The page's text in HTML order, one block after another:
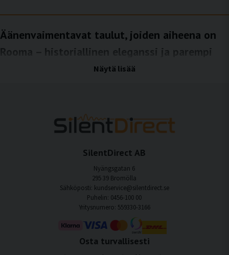
Äänenvaimentavat taulut, joiden aiheena on
Rooma – historiallinen eleganssi ja parempi
aiheena on Rooma, yhdistyvät kaupungin ikoniset ympäristöt ja tehokas
äänenvaimennus, mikä luo tasapainoisemman ja miellyttävämmän
välillä ja aiheuttaa kaikua, joka vaikuttaa sekä mukavuuteen että
keskittymiskykyyn. Integroimalla äänenvaimentavat taulut, joissa on Rooma-
aiheita, nämä äänenheijastukset vähenevät ja samalla huoneeseen lisätään
klassinen ja hienostunut visuaalinen ilme.
Rooma-aiheiset kuvat luovat syvyyttä ja
Näytä lisää
SilentDirect AB
Nyängsgatan 6
295 39 Bromölla
Sähköposti: kundservice@silentdirect.se
Puhelin: 0456-100 00
Yritysnumero: 559330-3166
Osta turvallisesti